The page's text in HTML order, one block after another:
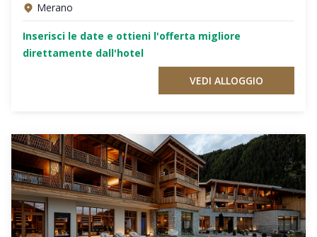
Merano
Inserisci le date e ottieni l'offerta migliore
direttamente dall'hotel
VEDI ALLOGGIO